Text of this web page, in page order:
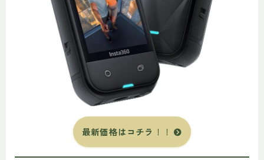
最新価格はコチラ ！！